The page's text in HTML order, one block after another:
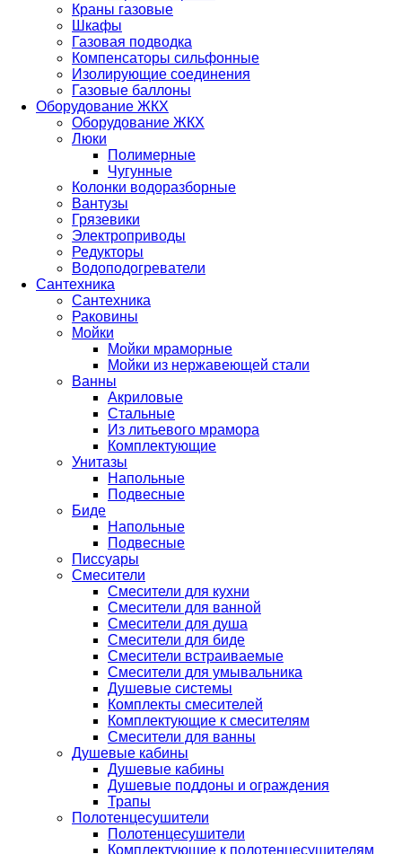
Краны газовые
Шкафы
Газовая подводка
Компенсаторы сильфонные
Изолирующие соединения
Газовые баллоны
Оборудование ЖКХ
Оборудование ЖКХ
Люки
Полимерные
Чугунные
Колонки водоразборные
Вантузы
Грязевики
Электроприводы
Редукторы
Водоподогреватели
Сантехника
Сантехника
Раковины
Мойки
Мойки мраморные
Мойки из нержавеющей стали
Ванны
Акриловые
Стальные
Из литьевого мрамора
Комплектующие
Унитазы
Напольные
Подвесные
Биде
Напольные
Подвесные
Писсуары
Смесители
Смесители для кухни
Смесители для ванной
Смесители для душа
Смесители для биде
Смесители встраиваемые
Смесители для умывальника
Душевые системы
Комплекты смесителей
Комплектующие к смесителям
Смесители для ванны
Душевые кабины
Душевые кабины
Душевые поддоны и ограждения
Трапы
Полотенцесушители
Полотенцесушители
Комплектующие к полотенцесушителям